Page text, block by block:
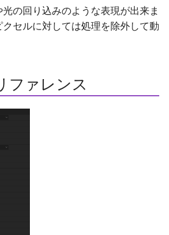
還）
版の
の回り込みのような表現が出来ま
セルに対しては処理を除外して動
ファレンス